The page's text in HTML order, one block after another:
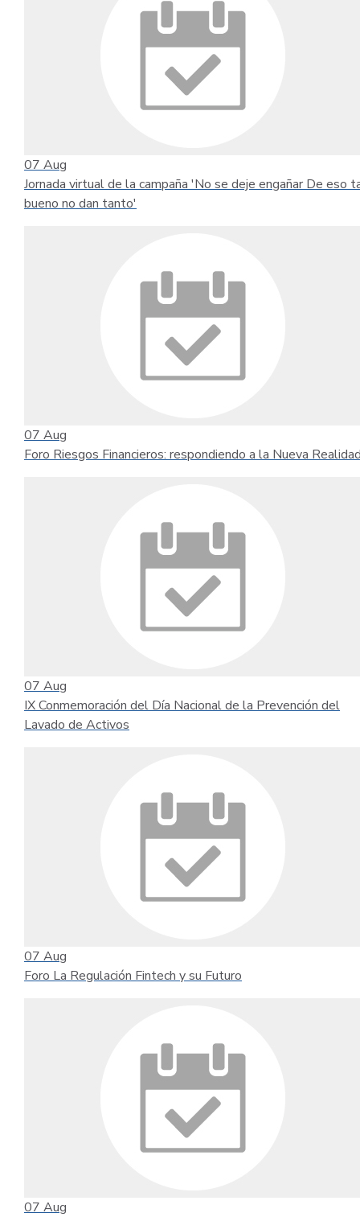
07 Aug
Jornada virtual de la campaña 'No se deje engañar De eso
bueno no dan tanto'
07 Aug
Foro Riesgos Financieros: respondiendo a la Nueva
07 Aug
IX Conmemoración del Día Nacional de la Prevención del
Lavado de Activos
07 Aug
Foro La Regulación Fintech y su Futuro
07 Aug